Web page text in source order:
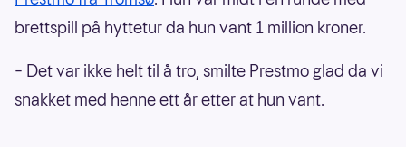
brettspill på hyttetur da hun vant 1 million kroner.
– Det var ikke helt til å tro, smilte Prestmo glad da vi
snakket med henne ett år etter at hun vant.